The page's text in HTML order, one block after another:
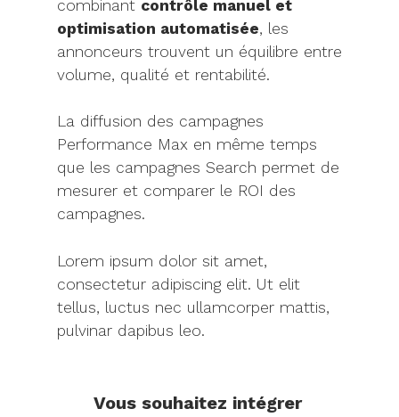
combinant contrôle manuel et
optimisation automatisée, les
annonceurs trouvent un équilibre entre
volume, qualité et rentabilité.
La diffusion des campagnes
Performance Max en même temps
que les campagnes Search permet de
mesurer et comparer le ROI des
campagnes.
Lorem ipsum dolor sit amet,
consectetur adipiscing elit. Ut elit
tellus, luctus nec ullamcorper mattis,
pulvinar dapibus leo.
Vous souhaitez intégrer